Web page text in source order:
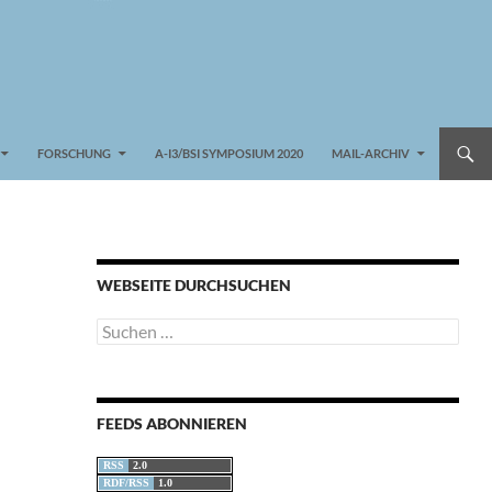
FORSCHUNG A-I3/BSI SYMPOSIUM 2020 MAIL-ARCHIV
WEBSEITE DURCHSUCHEN
Suchen
nach:
FEEDS ABONNIEREN
RSS
2.0
RDF/RSS
1.0